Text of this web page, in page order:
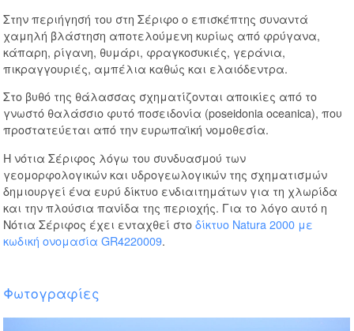
Στην περιήγησή του στη Σέριφο ο επισκέπτης συναντά
χαμηλή βλάστηση αποτελούμενη κυρίως από φρύγανα,
κάπαρη, ρίγανη, θυμάρι, φραγκοσυκιές, γεράνια,
πικραγγουριές, αμπέλια καθώς και ελαιόδεντρα.
Στο βυθό της θάλασσας σχηματίζονται αποικίες από το
γνωστό θαλάσσιο φυτό ποσειδονία (poseidonia oceanica), που
προστατεύεται από την ευρωπαϊκή νομοθεσία.
Η νότια Σέριφος λόγω του συνδυασμού των
γεομορφολογικών και υδρογεωλογικών της σχηματισμών
δημιουργεί ένα ευρύ δίκτυο ενδιαιτημάτων για τη χλωρίδα
και την πλούσια πανίδα της περιοχής. Για το λόγο αυτό η
Νότια Σέριφος έχει ενταχθεί στοδίκτυο Natura 2000 με
κωδική ονομασία GR4220009.
Φωτογραφίες